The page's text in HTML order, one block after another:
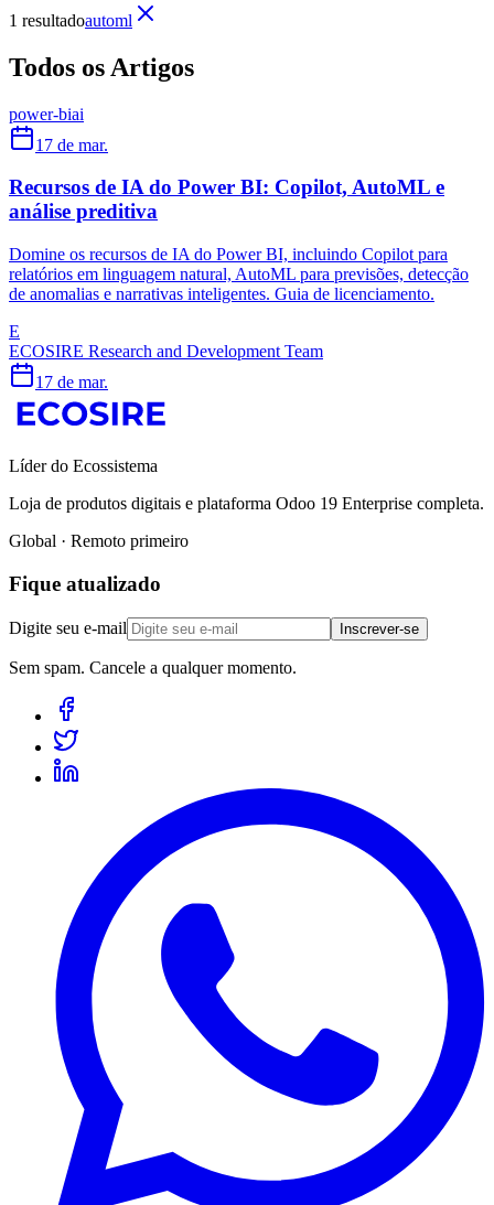
1 resultadoautoml
Todos os Artigos
power-biai
17 de mar.
Recursos de IA do Power BI: Copilot, AutoML e
análise preditiva
Domine os recursos de IA do Power BI, incluindo Copilot para
relatórios em linguagem natural, AutoML para previsões, detecção
de anomalias e narrativas inteligentes. Guia de licenciamento.
E
ECOSIRE Research and Development Team
17 de mar.
Líder do Ecossistema
Loja de produtos digitais e plataforma Odoo 19 Enterprise completa.
Global · Remoto primeiro
Fique atualizado
Digite seu e-mail Inscrever-se
Sem spam. Cancele a qualquer momento.